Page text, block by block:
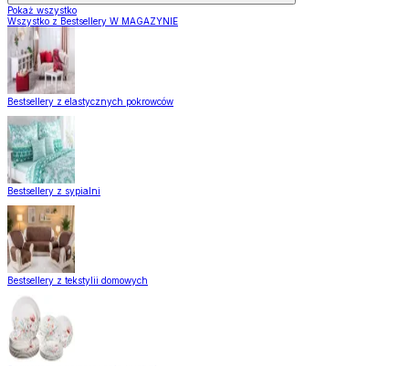
Pokaż wszystko
Wszystko z Bestsellery W MAGAZYNIE
Bestsellery z elastycznych pokrowców
Bestsellery z sypialni
Bestsellery z tekstylii domowych